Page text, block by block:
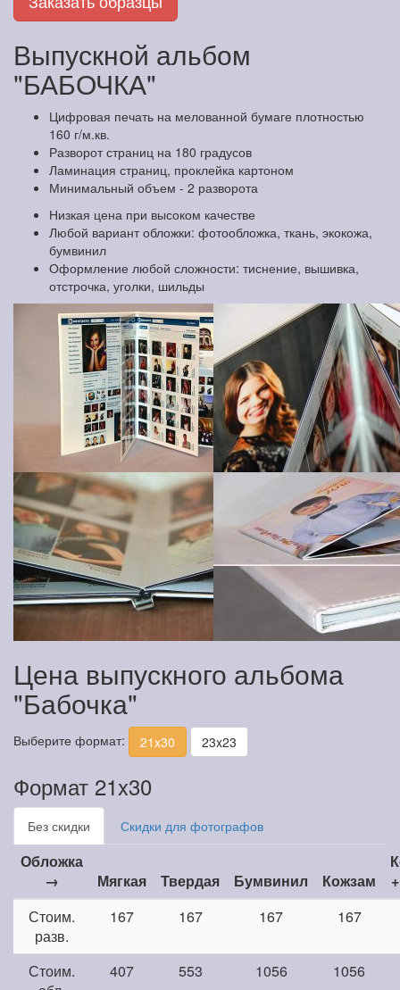
Выпускной альбом
"БАБОЧКА"
Цифровая печать на мелованной бумаге плотностью
160 г/м.кв.
Разворот страниц на 180 градусов
Ламинация страниц, проклейка картоном
Минимальный объем - 2 разворота
Низкая цена при высоком качестве
Любой вариант обложки: фотообложка, ткань, экокожа,
бумвинил
Оформление любой сложности: тиснение, вышивка,
отстрочка, уголки, шильды
Цена выпускного альбома
"Бабочка"
Выберите формат: 21x30 23x23
Формат 21x30
Без скидки Скидки для фотографов
Обложка
→
Мягкая Твердая Бумвинил Кожзам
Стоим.
разв.
167 167 167 167
Стоим.
407 553 1056 1056